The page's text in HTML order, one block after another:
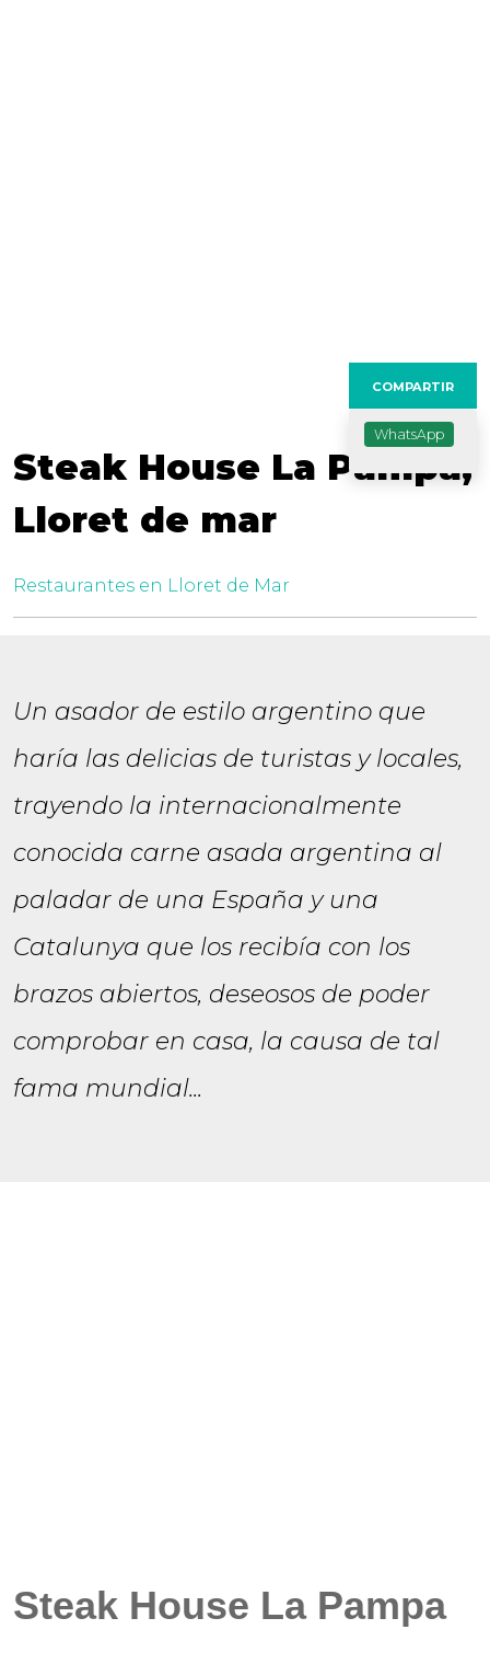
Steak House La Pampa,
Lloret de mar
Restaurantes en Lloret de Mar
COMPARTIR
WhatsApp
Un asador de estilo argentino que
haría las delicias de turistas y locales,
trayendo la internacionalmente
conocida carne asada argentina al
paladar de una España y una
Catalunya que los recibía con los
brazos abiertos, deseosos de poder
comprobar en casa, la causa de tal
fama mundial...
Steak House La Pampa